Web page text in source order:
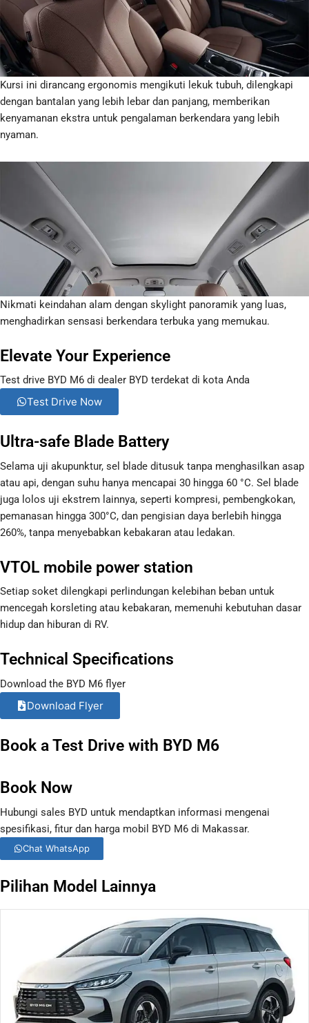
Kursi ini dirancang ergonomis mengikuti lekuk tubuh, dilengkapi
dengan bantalan yang lebih lebar dan panjang, memberikan
kenyamanan ekstra untuk pengalaman berkendara yang lebih
nyaman.
Nikmati keindahan alam dengan skylight panoramik yang luas,
menghadirkan sensasi berkendara terbuka yang memukau.
Elevate Your Experience
Test drive BYD M6 di dealer BYD terdekat di kota Anda
Test Drive Now
Ultra-safe Blade Battery
Selama uji akupunktur, sel blade ditusuk tanpa menghasilkan asap
atau api, dengan suhu hanya mencapai 30 hingga 60 °C. Sel blade
juga lolos uji ekstrem lainnya, seperti kompresi, pembengkokan,
pemanasan hingga 300°C, dan pengisian daya berlebih hingga
260%, tanpa menyebabkan kebakaran atau ledakan.
VTOL mobile power station
Setiap soket dilengkapi perlindungan kelebihan beban untuk
mencegah korsleting atau kebakaran, memenuhi kebutuhan dasar
hidup dan hiburan di RV.
Technical Specifications
Download the BYD M6 flyer
Download Flyer
Book a Test Drive with BYD M6
Book Now
Hubungi sales BYD untuk mendaptkan informasi mengenai
spesifikasi, fitur dan harga mobil BYD M6 di Makassar.
Chat WhatsApp
Pilihan Model Lainnya